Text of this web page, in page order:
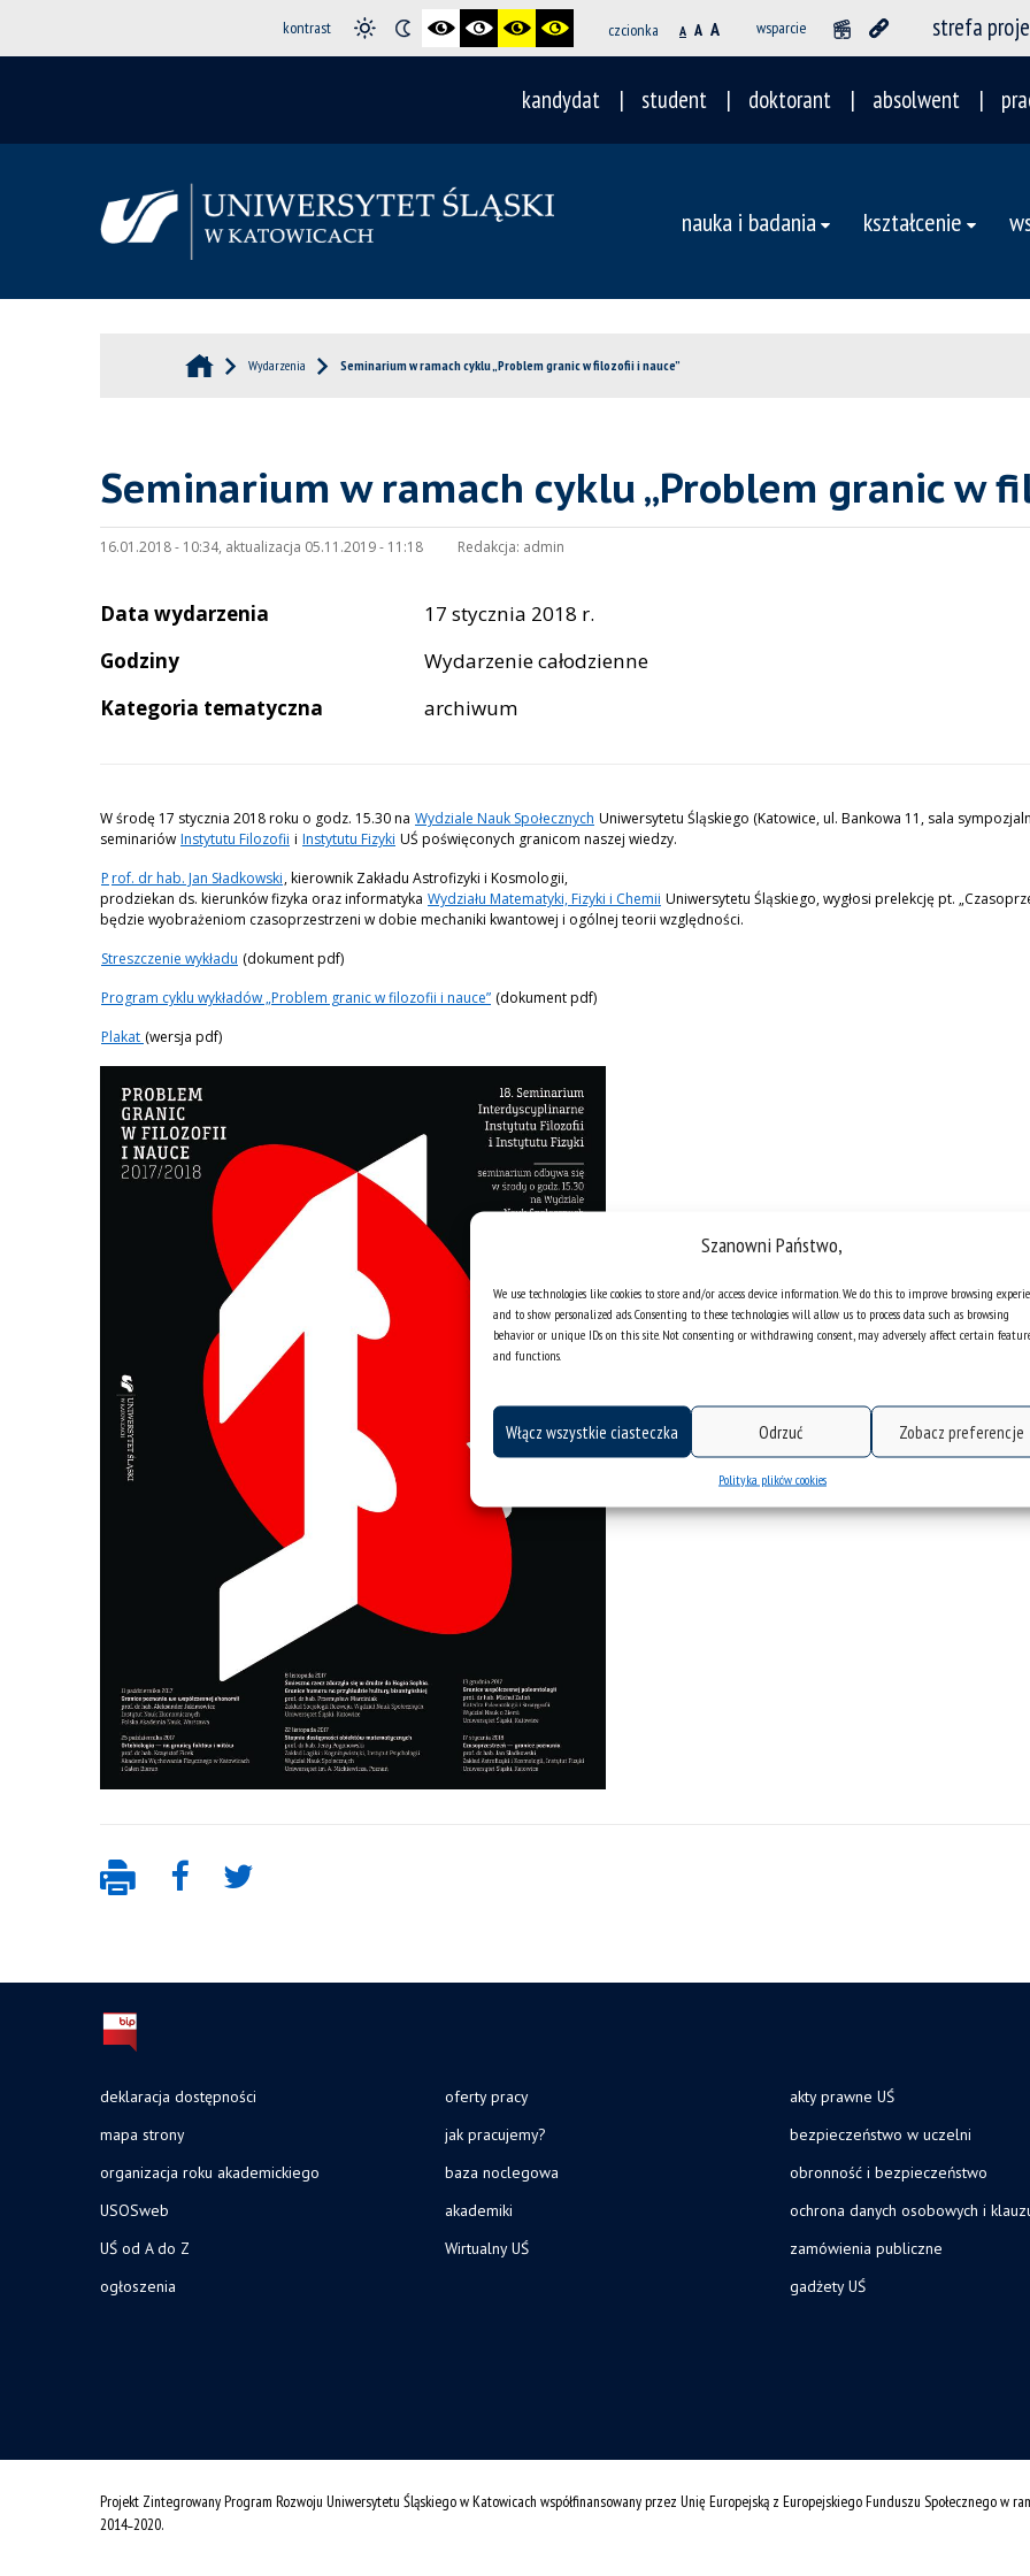
Szanowni Państwo,
We use technologies like cookies to store and/or access device information. We do this to improve browsing
and to show personalized ads. Consenting to these technologies will allow us to process data such as browsing
behavior or unique IDs on this site. Not consenting or withdrawing consent, may adversely affect certain
and functions.
Włącz wszystkie ciasteczka Odrzuć Zobacz preferencje
Polityka plików cookies
kontrast czcionka A A A wsparcie strefa
kandydat student doktorant absolwent
nauka i badania kształcenie
Wydarzenia Seminarium w ramach cyklu „Problem granic w filozofii i nauce”
Seminarium w ramach cyklu „Problem granic w
16.01.2018 - 10:34, aktualizacja 05.11.2019 - 11:18 Redakcja: admin
Data wydarzenia
17 stycznia 2018 r.
Godziny
Wydarzenie całodzienne
Kategoria tematyczna
archiwum
W środę 17 stycznia 2018 roku o godz. 15.30 na Wydziale Nauk Społecznych Uniwersytetu Śląskiego (Katowice, ul. Bankowa 11, sala
seminariów Instytutu Filozofii i Instytutu Fizyki UŚ poświęconych granicom naszej wiedzy.
Prof. dr hab. Jan Sładkowski, kierownik Zakładu Astrofizyki i Kosmologii,
prodziekan ds. kierunków fizyka oraz informatyka Wydziału Matematyki, Fizyki i Chemii Uniwersytetu Śląskiego, wygłosi prelekcję pt.
będzie wyobrażeniom czasoprzestrzeni w dobie mechaniki kwantowej i ogólnej teorii względności.
Streszczenie wykładu (dokument pdf)
Program cyklu wykładów „Problem granic w filozofii i nauce” (dokument pdf)
Plakat (wersja pdf)
deklaracja dostępności
mapa strony
organizacja roku akademickiego
USOSweb
UŚ od A do Z
ogłoszenia
oferty pracy
jak pracujemy?
baza noclegowa
akademiki
Wirtualny UŚ
akty prawne UŚ
bezpieczeństwo w uczelni
obronność i bezpieczeństwo
ochrona danych osobowych i
zamówienia publiczne
gadżety UŚ
Projekt Zintegrowany Program Rozwoju Uniwersytetu Śląskiego w Katowicach współfinansowany przez Unię Europejską z Europejskiego Funduszu Społecznego w
2014˗2020.